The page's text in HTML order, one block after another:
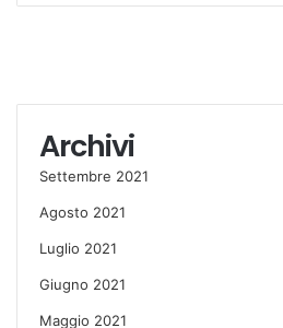
Archivi
Settembre 2021
Agosto 2021
Luglio 2021
Giugno 2021
Maggio 2021